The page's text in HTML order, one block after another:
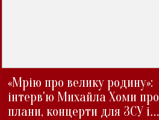
«Мрію про велику родину»:
інтерв'ю Михайла Хоми про
плани, концерти для ЗСУ і